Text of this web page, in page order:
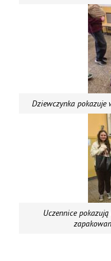
Dziewczynka pokazuje
Uczennice